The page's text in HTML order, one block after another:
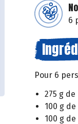
6
Pour 6
275 g de
100 g
100 g